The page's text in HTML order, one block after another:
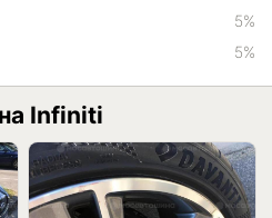
5%
5%
Infiniti